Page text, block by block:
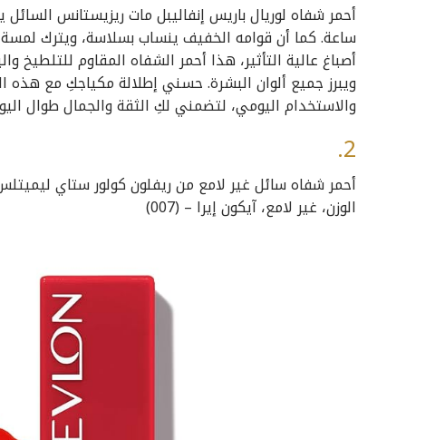
ساعة. كما أن قوامه الخفيف ينساب بسلاسة، ويترك
أصباغ عالية التأثير، هذا أحمر الشفاه المقاوم للتلطيخ
ويبرز جميع ألوان البشرة. حسني إطلالة مكياجكِ مع هذه
والاستخدام اليومي، لتضمني لكِ الثقة والجمال طوال
2.
الوزن، غير لامع، آيكون إيرا – (007)